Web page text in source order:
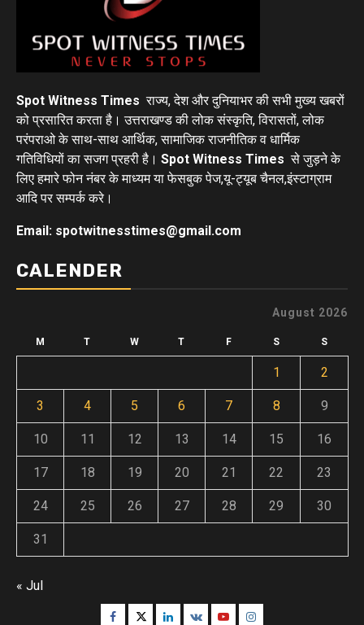
Spot Witness Times राज्य, देश और दुनियाभर की सभी मुख्य खबरों
को प्रसारित करता है। उत्तराखण्ड की लोक संस्कृति, विरासतों, लोक
परंपराओ के साथ-साथ आर्थिक, सामाजिक राजनीतिक व धार्मिक
गतिविधियों का सजग प्रहरी है। Spot Witness Times से जुड़ने के
लिए हमारे फोन नंबर के माध्यम या फेसबुक पेज,यू-ट्यूब चैनल,इंस्टाग्राम
आदि पर सम्पर्क करे।
Email: spotwitnesstimes@gmail.com
CALENDER
August 2026
M T W T F S S
1 2
3 4 5 6 7 8 9
10 11 12 13 14 15 16
17 18 19 20 21 22 23
24 25 26 27 28 29 30
31
« Jul
Facebook
TwitterLinkedin
VK YoutubeInstagram